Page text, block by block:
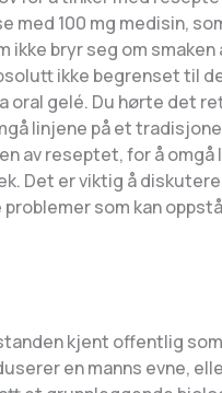
med 100 mg medisin,
bryr seg om smaken
ikke begrenset til
oral gelé. Du hørte det
linjene på et
av reseptet, for å
Det er viktig å
som kan
kjent offentlig
en manns evne,